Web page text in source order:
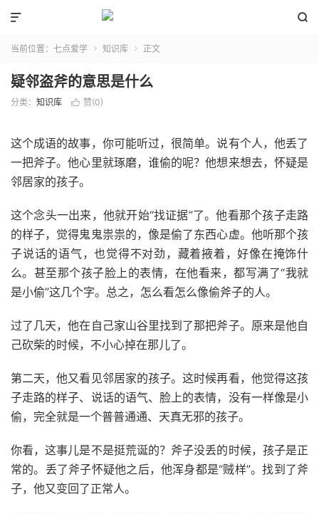


当前位置： 七点爱学  知识库  正文
疑邻盗斧的意思是什么
分类： 知识库  赞(0)
这个成语的故事，你可能听过，很简单。说有个人，他丢了
一把斧子。他心里就琢磨，谁偷的呢？他想来想去，怀疑是
邻居家的孩子。
这个念头一出来，他就开始“找证据”了。他看那个孩子走路
的样子，觉得鬼鬼祟祟的，像是偷了东西心虚。他听那个孩
子说话的语气，也觉得不对劲，藏着掖着，好像在掩饰什
么。甚至那个孩子脸上的表情，在他看来，都写满了“我就
是小偷”这几个字。总之，怎么看怎么像偷斧子的人。
过了几天，他在自己家山谷里找到了那把斧子。原来是他自
己砍柴的时候，不小心掉在那儿了。
第二天，他又看见邻居家的孩子。这时候再看，他觉得这孩
子走路的样子、说话的语气、脸上的表情，没有一样像是小
偷，完全就是一个普普通通、天真无邪的孩子。
你看，这事儿是不是挺荒诞的？斧子没丢的时候，孩子是正
常的。丢了斧子怀疑他之后，他浑身都是“贼样”。找到了斧
子，他又变回了正常人。